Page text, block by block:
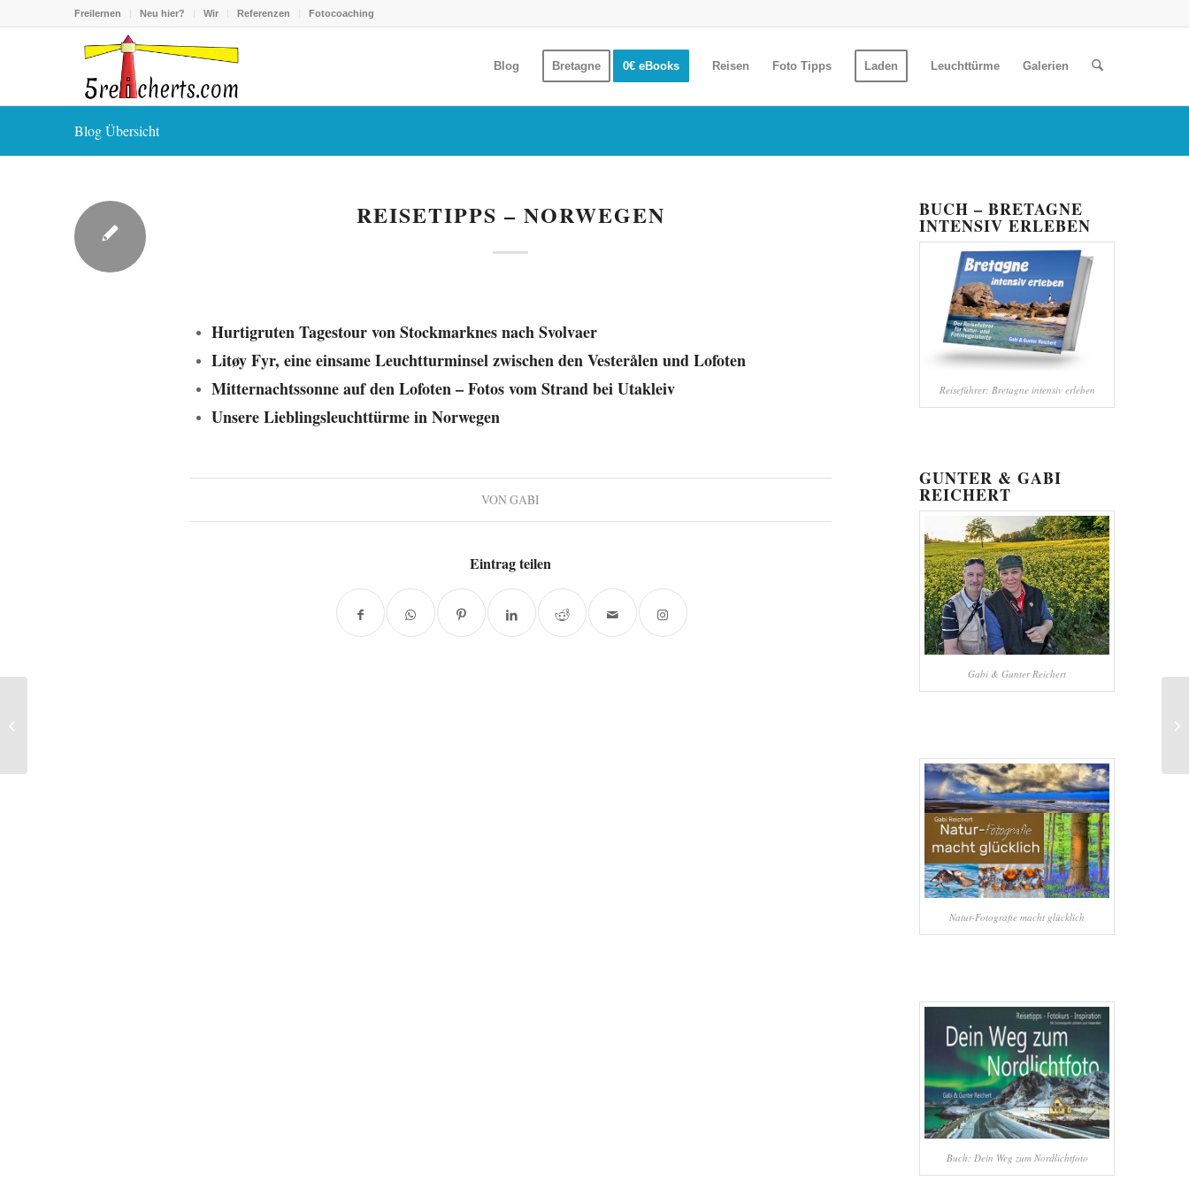
Freilernen Neu hier? Wir Referenzen Fotocoaching
Blog Bretagne 0€ eBooks Reisen Foto Tipps Laden Leuchttürme Galerien
Blog Übersicht
REISETIPPS – NORWEGEN
Hurtigruten Tagestour von Stockmarknes nach Svolvaer
Litøy Fyr, eine einsame Leuchtturminsel zwischen den Vesterålen und Lofoten
Mitternachtssonne auf den Lofoten – Fotos vom Strand bei Utakleiv
Unsere Lieblingsleuchttürme in Norwegen
VONGABI
Eintrag teilen
BUCH – BRETAGNE
INTENSIV ERLEBEN
Reiseführer: Bretagne intensiv erleben
GUNTER & GABI
REICHERT
Gabi & Gunter Reichert
Natur-Fotografie macht glücklich
Buch: Dein Weg zum Nordlichtfoto